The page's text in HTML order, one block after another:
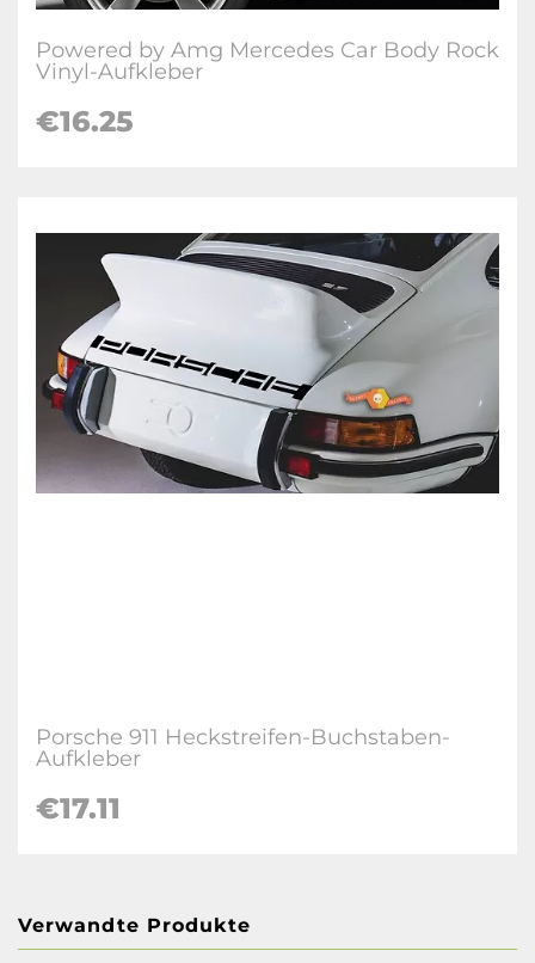
Powered by Amg Mercedes Car Body Rock
Vinyl-Aufkleber
€16.25
Porsche 911 Heckstreifen-Buchstaben-
Aufkleber
€17.11
Verwandte Produkte